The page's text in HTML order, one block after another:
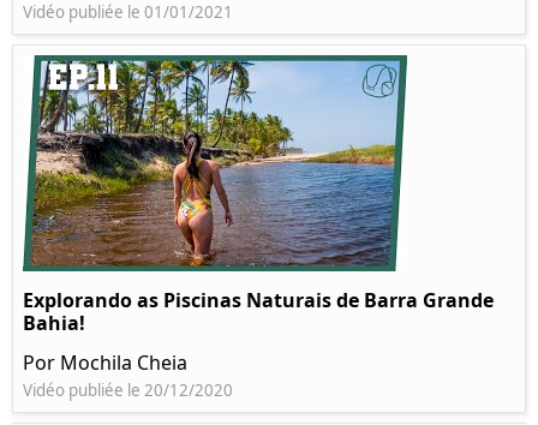
Vidéo publiée le 01/01/2021
Explorando as Piscinas Naturais de Barra Grande
Bahia!
Por Mochila Cheia
Vidéo publiée le 20/12/2020